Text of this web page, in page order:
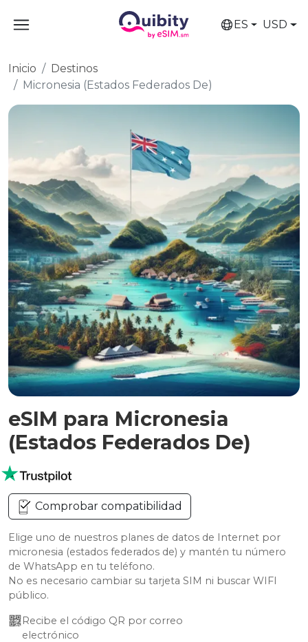
ES USD
Inicio
Destinos
Micronesia (Estados Federados De)
eSIM para Micronesia
(Estados Federados De)
Comprobar compatibilidad
Elige uno de nuestros planes de datos de Internet por
micronesia (estados federados de) y mantén tu número
de WhatsApp en tu teléfono.
No es necesario cambiar su tarjeta SIM ni buscar WIFI
público.
Recibe el código QR por correo
electrónico